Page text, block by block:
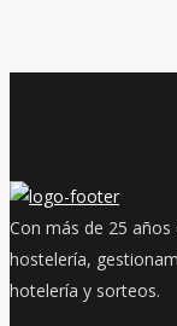
Con más de 25
hostelería,
hotelería y sorteos.